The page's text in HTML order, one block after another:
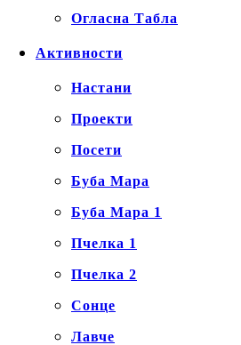
Огласна Табла
Активности
Настани
Проекти
Посети
Буба Мара
Буба Мара 1
Пчелка 1
Пчелка 2
Сонце
Лавче